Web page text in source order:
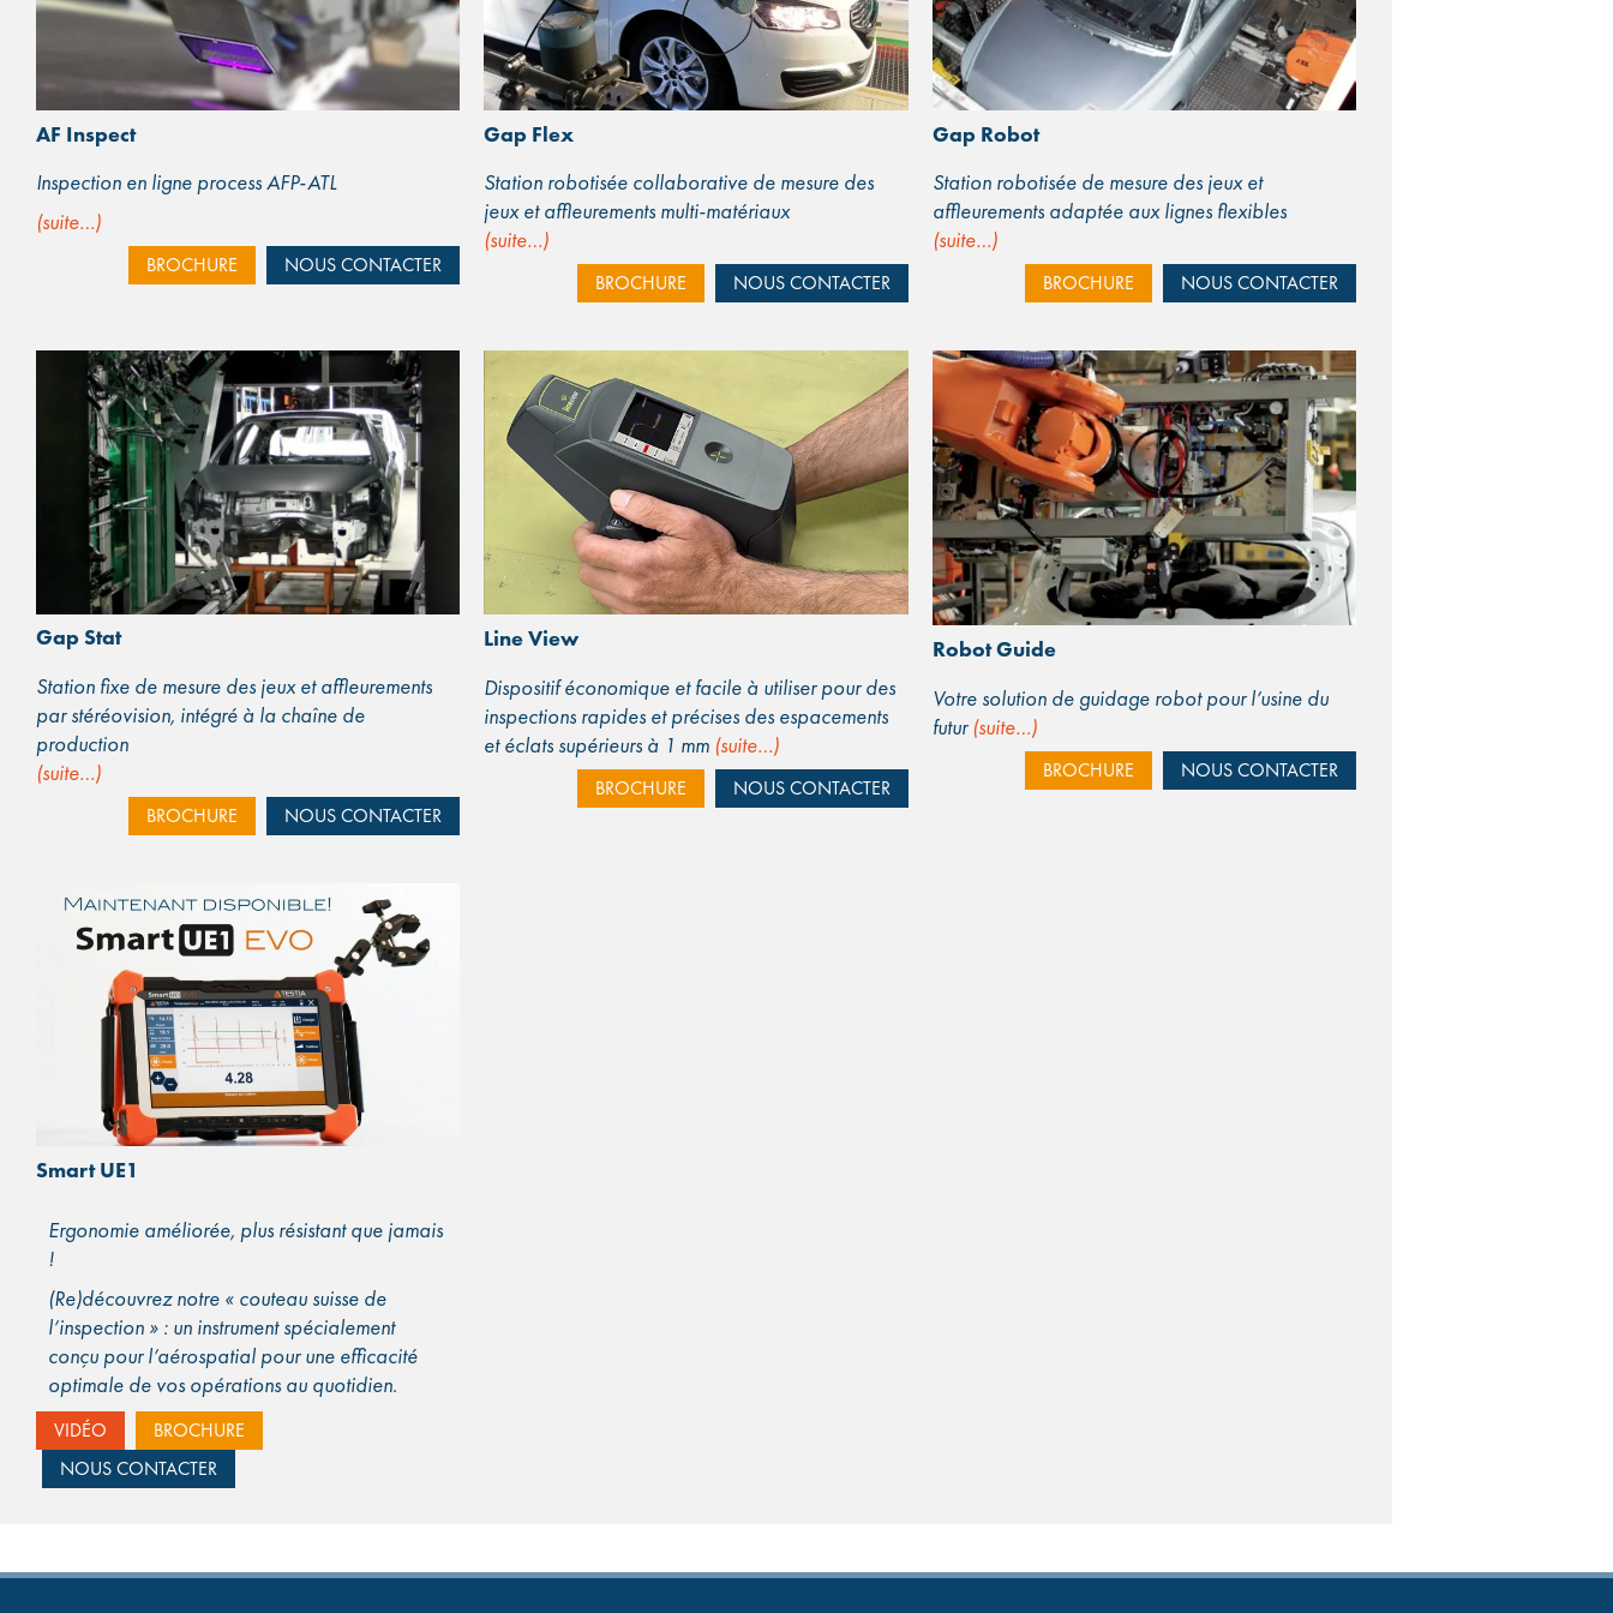
AF Inspect
Inspection en ligne process AFP-ATL
(suite…)
BROCHURE NOUS CONTACTER
Gap Flex
Station robotisée collaborative de mesure des
jeux et affleurements multi-matériaux
(suite…)
BROCHURE NOUS CONTACTER
Gap Robot
Station robotisée de mesure des jeux et
affleurements adaptée aux lignes flexibles
(suite…)
BROCHURE NOUS CONTACTER
Gap Stat
Station fixe de mesure des jeux et affleurements
par stéréovision, intégré à la chaîne de
production
(suite…)
BROCHURE NOUS CONTACTER
Line View
Dispositif économique et facile à utiliser pour des
inspections rapides et précises des espacements
et éclats supérieurs à 1 mm (suite…)
BROCHURE NOUS CONTACTER
Robot Guide
Votre solution de guidage robot pour l’usine du
futur(suite…)
BROCHURE NOUS CONTACTER
Smart UE1
Ergonomie améliorée, plus résistant que jamais
!
(Re)découvrez notre « couteau suisse de
l’inspection » : un instrument spécialement
conçu pour l’aérospatial pour une efficacité
optimale de vos opérations au quotidien.
(plus…)
VIDÉO
BROCHURE
NOUS CONTACTER